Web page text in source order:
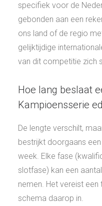
specifiek voor de
gebonden aan een
ons land of de regio
gelijktijdige
van dit competitie zich
Hoe lang beslaat
Kampioensserie
De lengte verschilt,
bestrijkt doorgaans
week. Elke fase
slotfase) kan een
nemen. Het vereist een
schema daarop in.